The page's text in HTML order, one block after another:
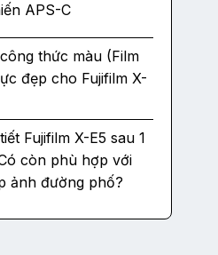
APS-C
thức màu (Film
đẹp cho Fujifilm X-
Fujifilm X-E5 sau 1
còn phù hợp với
ảnh đường phố?